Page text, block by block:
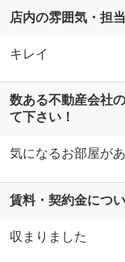
店内の雰囲気・担
キレイ
数ある不動産会社
て下さい！
気になるお部屋が
賃料・契約金につ
収まりました